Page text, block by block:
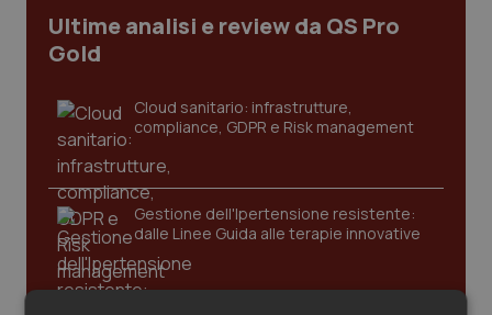
Emilia-Romagna
Lazio
Liguria
Lombardia
Colesterolo & coronaropatie
Diabete & glucometri
Disturbi dell’umore
Dolore
Ultime analisi e review da QS Pro
Gold
Cloud sanitario: infrastrutture,
compliance, GDPR e Risk management
Gestione dell'Ipertensione resistente:
dalle Linee Guida alle terapie innovative